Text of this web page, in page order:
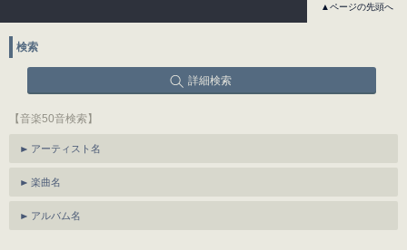
▲ページの先頭へ
検索
詳細検索
【音楽50音検索】
アーティスト名
楽曲名
アルバム名